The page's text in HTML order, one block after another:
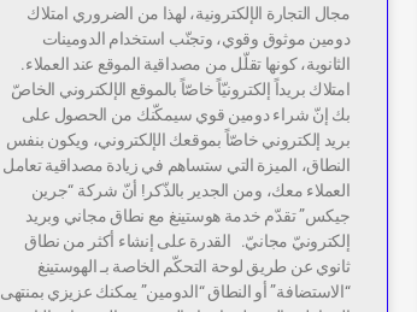
مجال التجارة الإلكترونية، لهذا من الضروري امتلاك
دومين موثوق وقوي، وتجنّب استخدام الدومينات
الثانوية، كونها تقلّل من مصداقية الموقع عند العملاء.
امتلاك بريداً إلكترونيّاً خاصّاً بالموقع الإلكتروني الخاصّ
بك إنّ شراء دومين قوي سيمكّنك من الحصول على
بريد إلكتروني خاصّاً بموقعك الإلكتروني، ويكون بنفس
النطاق، الميزة التي ستساهم في زيادة مصداقية تعامل
العملاء معك، ومن الجدير بالذّكر! أنّ شركة “جرين
جيكس” تقدّم خدمة هوستينغ مع نطاق مجاني وبريد
إلكترونيّ مجانيّ. القدرة على إنشاء أكثر من نطاق
ثانوي عن طريق لوحة التحكّم الخاصة بـ الهوستينغ
“الاستضافة” أو النطاق “الدومين” يمكنك عزيزي بمنتهى